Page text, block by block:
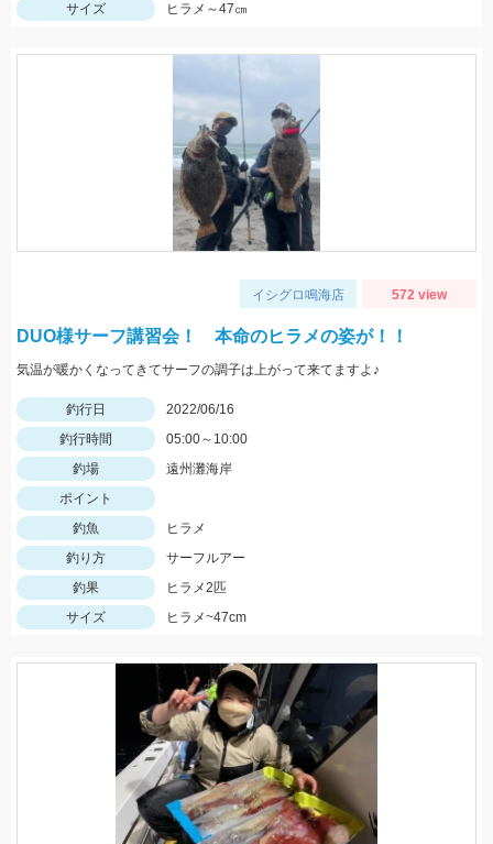
サイズ
ヒラメ～47㎝
イシグロ鳴海店 572 view
DUO様サーフ講習会！ 本命のヒラメの姿が！！
気温が暖かくなってきてサーフの調子は上がって来てますよ♪
釣行日
2022/06/16
釣行時間
05:00～10:00
釣場
遠州灘海岸
ポイント
釣魚
ヒラメ
釣り方
サーフルアー
釣果
ヒラメ2匹
サイズ
ヒラメ~47cm